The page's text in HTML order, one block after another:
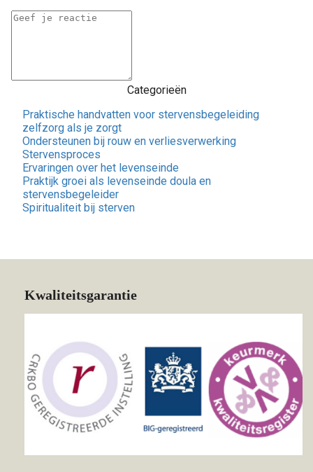
Categorieën
Praktische handvatten voor stervensbegeleiding
zelfzorg als je zorgt
Ondersteunen bij rouw en verliesverwerking
Stervensproces
Ervaringen over het levenseinde
Praktijk groei als levenseinde doula en
stervensbegeleider
Spiritualiteit bij sterven
Kwaliteitsgarantie